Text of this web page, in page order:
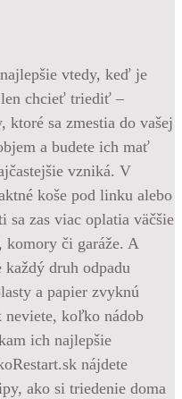
vtedy, keď je
len chcieť triediť –
sa zmestia do vašej
a budete ich mať
vzniká. V
koše pod linku alebo
sa zas viac oplatia väčšie
komory či garáže. A
druh odpadu
a papier zvyknú
neviete, koľko nádob
ich najlepšie
nájdete
ako si triedenie doma